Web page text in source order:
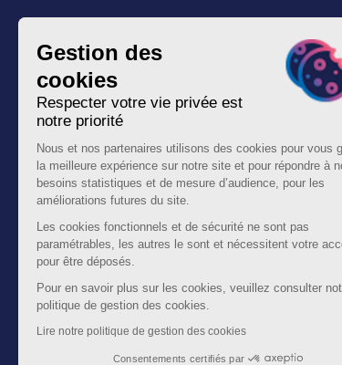
Faites-nous part de vos
trouverons la solution faite
Jean Marie Dunand
Directeur d'Activité Santé -
Gestion des
cookies
Respecter votre vie privée est
notre priorité
Nous et nos partenaires utilisons des cookies pour vous
la meilleure expérience sur notre site et pour répondre à
besoins statistiques et de mesure d’audience, pour les
améliorations futures du site.
Les cookies fonctionnels et de sécurité ne sont pas
paramétrables, les autres le sont et nécessitent votre
pour être déposés.
Pour en savoir plus sur les cookies, veuillez consulter
politique de gestion des cookies.
Lire notre politique de gestion des cookies
Consentements certifiés par